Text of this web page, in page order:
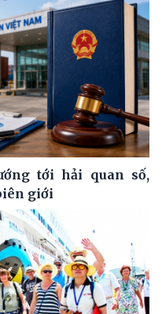
tới hải quan số,
giới